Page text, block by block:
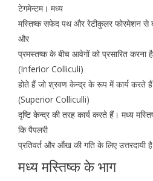
टेगमेन्टम। मध्य
मस्तिष्क सफेद पथ और रेटीकुलर फोरमेशन से
और
प्रमस्तष्क के बीच आवेगों को प्रसारित करना
(Inferior Colliculi)
होते हैं जो श्रवण केन्द्र के रूप में कार्य करते
(Superior Colliculli)
दृष्टि केन्द्र की तरह कार्य करते हैं। मध्य
कि पैपलरी
प्रतिवर्त और ऑंख की गति के लिए उत्तरदायी
मध्य मस्तिष्क के भाग